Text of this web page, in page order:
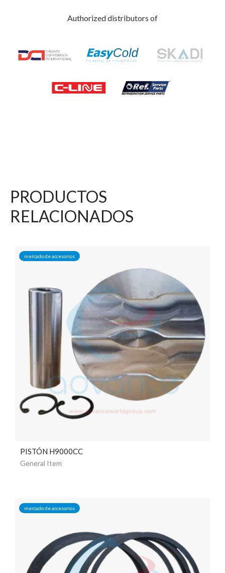
Authorized distributors of
PRODUCTOS
RELACIONADOS
mercado de accesorios
PISTÓN H9000CC
General Item
mercado de accesorios